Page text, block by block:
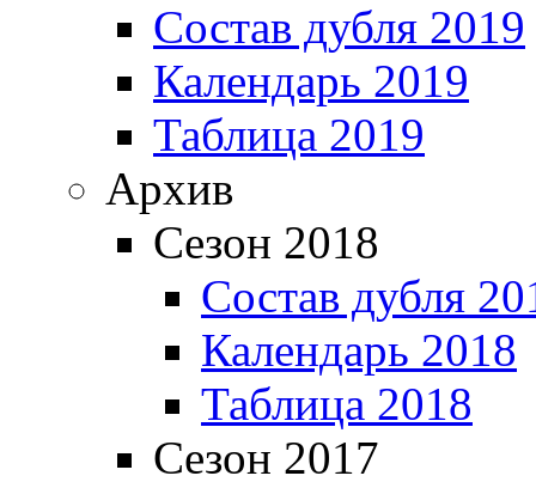
Состав дубля 2019
Календарь 2019
Таблица 2019
Архив
Сезон 2018
Состав дубля
Календарь 2018
Таблица 2018
Сезон 2017